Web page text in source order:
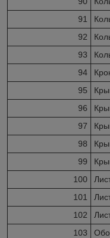
91
92
93
94
95
96
97
98
99
100
101
102
103